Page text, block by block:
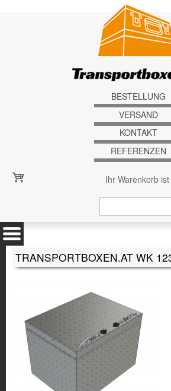
BESTELLUNG
VERSAND
KONTAKT
REFERENZEN
Ihr Warenkorb
TRANSPORTBOXEN.AT WK